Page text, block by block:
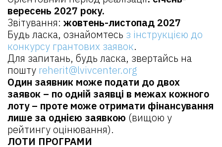
вересень 2027 року.
Звітування: жовтень-листопад 2027
Будь ласка, ознайомтесь з інструкцією до
конкурсу грантових заявок.
Для запитань, будь ласка, звертайсь на
пошту reherit@lvivcenter.org
Один заявник може подати до двох
заявок – по одній заявці в межах кожного
лоту – проте може отримати фінансування
лише за однією заявкою (вищою у
рейтингу оцінювання).
ЛОТИ ПРОГРАМИ